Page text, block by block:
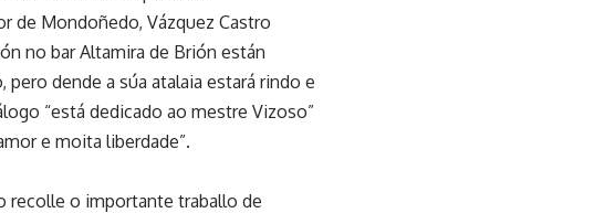
de Mondoñedo, Vázquez Castro
no bar Altamira de Brión están
dende a súa atalaia estará rindo e
“está dedicado ao mestre Vizoso”
e moita liberdade”.
recolle o importante traballo de